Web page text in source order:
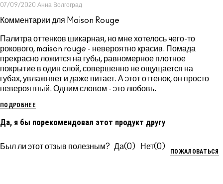
07/09/2020 Анна Волгоград
Комментарии для Maison Rouge
Палитра оттенков шикарная, но мне хотелось чего-то
рокового, maison rouge - невероятно красив. Помада
прекрасно ложится на губы, равномерное плотное
покрытие в один слой, совершенно не ощущается на
губах, увлажняет и даже питает. А этот оттенок, он просто
невероятный. Одним словом - это любовь.
ПОДРОБНЕЕ
Да, я бы порекомендовал этот продукт другу
Был ли этот отзыв полезным? 0 0
ПОЖАЛОВАТЬСЯ